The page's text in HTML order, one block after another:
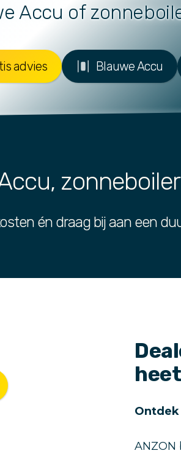
Accu of
advies Blauwe Accu
én draag bij aan een